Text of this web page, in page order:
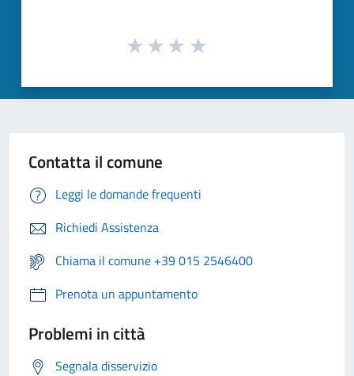
Contatta il comune
Leggi le domande frequenti
Richiedi Assistenza
Chiama il comune +39 015 2546400
Prenota un appuntamento
Problemi in città
Segnala disservizio